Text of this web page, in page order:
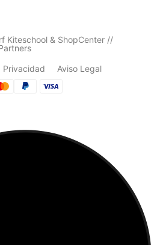
Kiteschool & ShopCenter //
Privacidad Aviso Legal